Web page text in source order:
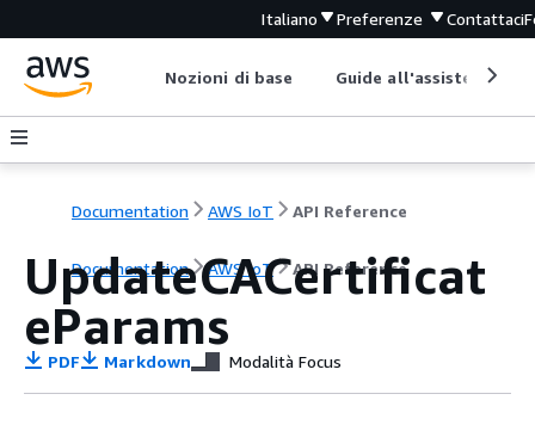
Italiano Preferenze Contattaci
Nozioni di base Guide all'assistenza
Documentation AWS IoT API Reference
Documentation AWS IoT API Reference
UpdateCACertificat
eParams
PDF Markdown Modalità Focus